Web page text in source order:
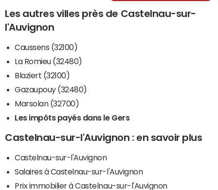
Les autres villes près de Castelnau-sur-
l'Auvignon
Caussens (32100)
La Romieu (32480)
Blaziert (32100)
Gazaupouy (32480)
Marsolan (32700)
Les impôts payés dans le Gers
Castelnau-sur-l'Auvignon : en savoir plus
Castelnau-sur-l'Auvignon
Salaires à Castelnau-sur-l'Auvignon
Prix immobilier à Castelnau-sur-l'Auvignon